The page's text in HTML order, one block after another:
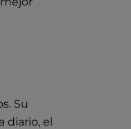
Su
diario, el